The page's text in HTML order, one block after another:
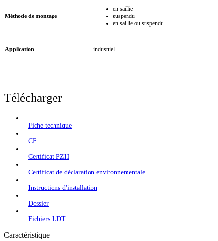
Méthode de montage
en saillie
suspendu
en saillie ou suspendu
Application industriel
Télécharger
Fiche technique
CE
Certificat PZH
Certificat de déclaration environnementale
Instructions d'installation
Dossier
Fichiers LDT
Caractéristique